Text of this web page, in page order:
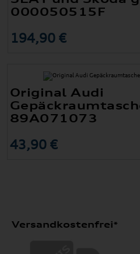
000050515F
194,90 €
Original Audi
89A071073
43,90 €
Versandkostenfrei*